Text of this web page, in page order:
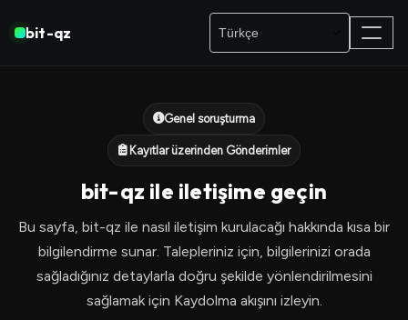
bit-qz
Genel soruşturma
Kayıtlar üzerinden Gönderimler
bit-qz ile iletişime geçin
Bu sayfa, bit-qz ile nasıl iletişim kurulacağı hakkında kısa bir
bilgilendirme sunar. Talepleriniz için, bilgilerinizi orada
sağladığınız detaylarla doğru şekilde yönlendirilmesini
sağlamak için Kaydolma akışını izleyin.